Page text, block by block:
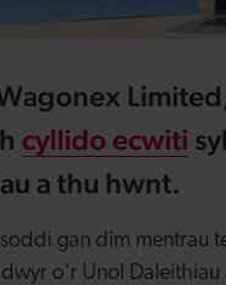
cyllido ecwiti
a thu hwnt.
gan dîm mentrau
o'r Unol Daleithiau